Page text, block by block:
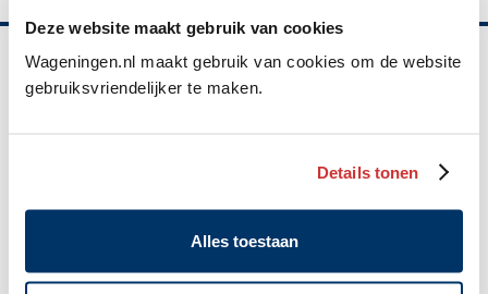
Deze website maakt gebruik van cookies
Wageningen.nl maakt gebruik van cookies om de website
gebruiksvriendelijker te maken.
Details tonen
Alles toestaan
Belangrijke
(0317) 49 29 11
WhatsApp: 06 10 06 35 26